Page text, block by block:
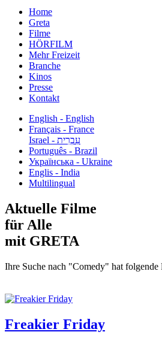
Home
Greta
Filme
HÖRFILM
Mehr Freizeit
Branche
Kinos
Presse
Kontakt
English - English
Français - France
עִבְרִית - Israel
Português - Brazil
Українська - Ukraine
Englis - India
Multilingual
Aktuelle Filme
für Alle
mit GRETA
Ihre Suche nach "Comedy" hat folgende
Freakier Friday